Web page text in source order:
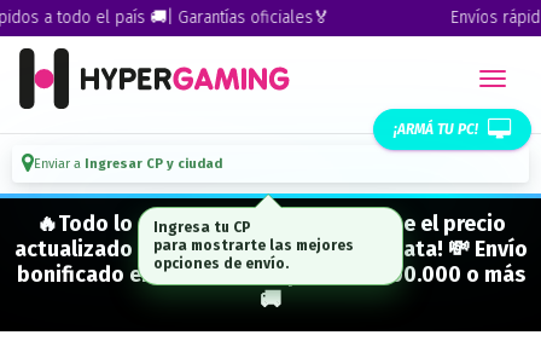
a todo el país 🚚| Garantías oficiales🏅 Envíos
¡ARMÁ TU PC!
Enviar a Ingresar CP y ciudad
🔥Todo lo que figura "EN STOCK" tiene el precio
actualizado y está para entrega inmediata! 💸 Envío
bonificado en CABA en compras de $500.000 o más
🚚